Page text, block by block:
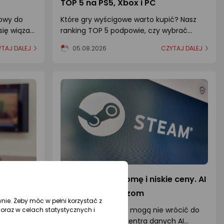
do
wiązać
DALEJ
TOP 5 na PS5, Xbox i PC
Które gry wyścigowe warto kupić? Nasz
ranking TOP 5 podpowie, czy wybrać
05.08.2026 CZYTAJ DALEJ
Valve miało renomę i niskie ceny. AI
zabrało to graczom
Ceny sprzętu Valve mogą nie wrócić do
normy przez lata. Centra danych AI
Żeby móc w pełni korzystać z
w celach statystycznych i